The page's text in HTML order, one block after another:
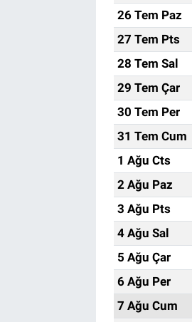
26 Tem Paz
27 Tem Pts
28 Tem Sal
29 Tem Çar
30 Tem Per
31 Tem Cum
1 Ağu Cts
2 Ağu Paz
3 Ağu Pts
4 Ağu Sal
5 Ağu Çar
6 Ağu Per
7 Ağu Cum